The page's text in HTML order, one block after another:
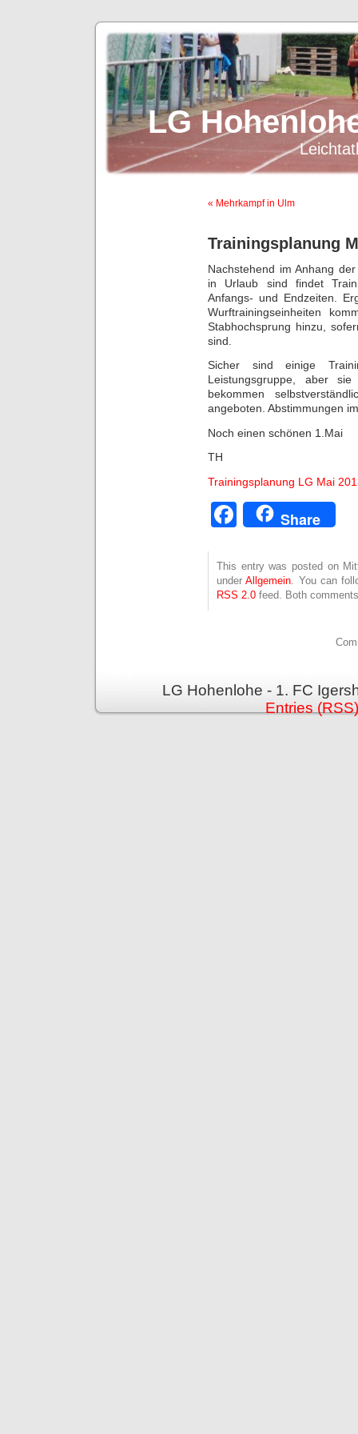
LG
« Mehrkampf in Ulm
Trainingsplanung
Nachstehend im Anhang
in Urlaub sind findet
Anfangs- und Endzeiten.
Wurftrainingseinheiten
Stabhochsprung hinzu,
sind.
Sicher sind einige
Leistungsgruppe, aber
bekommen
angeboten. Abstimmungen
Noch einen schönen 1.Mai
TH
Trainingsplanung LG Mai
Facebook
Share
This entry was posted on
underAllgemein . You can
RSS 2.0 feed. Both
LG Hohenlohe - 1. FC
Entries (RSS)